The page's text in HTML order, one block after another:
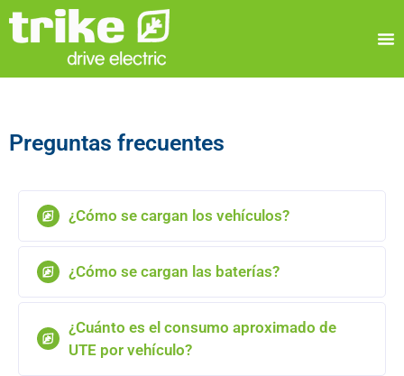
Preguntas frecuentes
¿Cómo se cargan los vehículos?
¿Cómo se cargan las baterías?
¿Cuánto es el consumo aproximado de
UTE por vehículo?